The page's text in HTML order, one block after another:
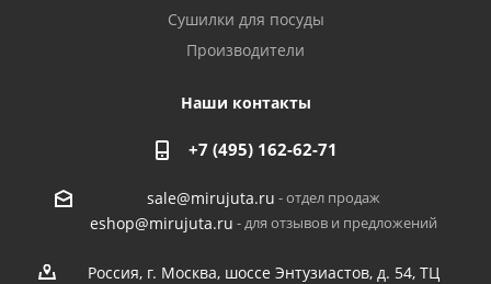
Сушилки для посуды
Производители
Наши контакты
+7 (495) 162-62-71
sale@mirujuta.ru - отдел продаж
eshop@mirujuta.ru - для отзывов и предложений
Россия, г. Москва, шоссе Энтузиастов, д. 54, ТЦ